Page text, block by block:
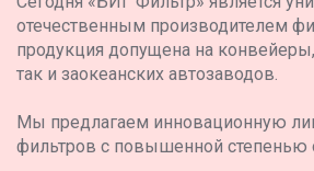
отечественным производителем
продукция допущена на
так и заокеанских автозаводов.
Мы предлагаем инновационную
фильтров с повышенной степенью